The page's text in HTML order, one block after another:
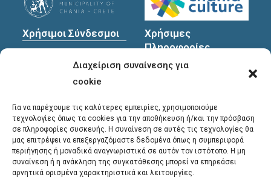
Διαχείριση συναίνεσης για
cookie
Για να παρέχουμε τις καλύτερες εμπειρίες, χρησιμοποιούμε
τεχνολογίες όπως τα cookies για την αποθήκευση ή/και την πρόσβαση
σε πληροφορίες συσκευής. Η συναίνεση σε αυτές τις τεχνολογίες θα
μας επιτρέψει να επεξεργαζόμαστε δεδομένα όπως η συμπεριφορά
περιήγησης ή μοναδικά αναγνωριστικά σε αυτόν τον ιστότοπο. Η μη
συναίνεση ή η ανάκληση της συγκατάθεσης μπορεί να επηρεάσει
αρνητικά ορισμένα χαρακτηριστικά και λειτουργίες.
Χρήσιμοι Σύνδεσμοι
Προσωπικών
Χρήσιμες
Πληροφορίες
Διεύθυνση
Χανιά, 731 35
Τηλέφωνα
επικοινωνίας:
28213 41661
28213